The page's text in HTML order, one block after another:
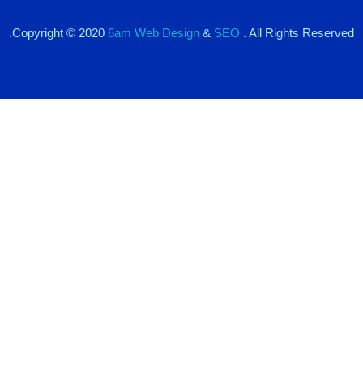
Copyright © 2020 6am Web Design & SEO . All Rights Reserved.